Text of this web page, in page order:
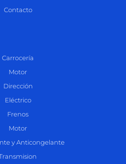
Contacto
Carrocería
Motor
Dirección
Eléctrico
Frenos
Motor
y Anticongelante